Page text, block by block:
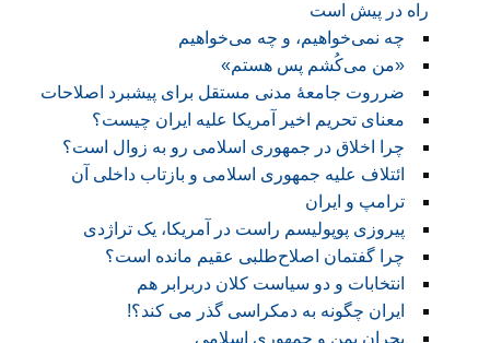
راه در پیش است
چه نمی‌خواهیم، و چه می‌خواهیم
«من می‌کُشم پس هستم»
ضرروت جامعهٔ مدنی مستقل برای پیشبرد اصلاحات
معنای تحریم اخیر آمریکا علیه ایران چیست؟
چرا اخلاق در جمهوری اسلامی رو به زوال است؟
ائتلاف علیه جمهوری اسلامی و بازتاب داخلی آن
ترامپ و ایران
پیروزی پوپولیسم راست در آمریکا، یک تراژدی
چرا گفتمان اصلاح‌طلبی عقیم مانده است؟
انتخابات و دو سیاست کلان دربرابر هم
ایران چگونه به دمکراسی گذر می کند؟!
بحران یمن و جمهوری اسلامی